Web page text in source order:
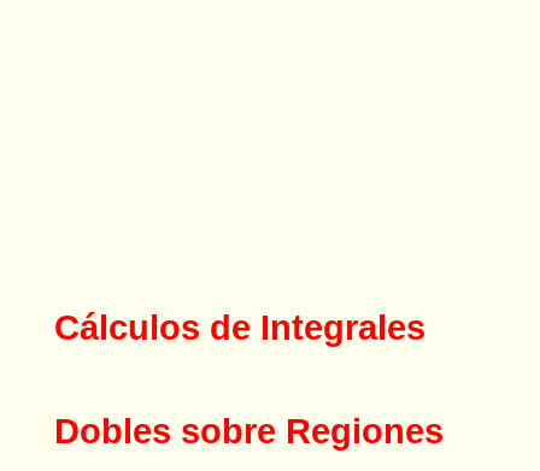
Cálculos de Integrales
Dobles sobre Regiones